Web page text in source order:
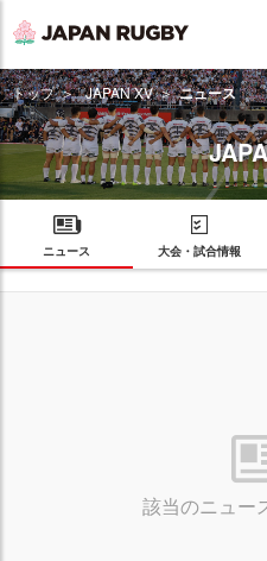
トップ JAPAN XV ニュース
ニュース 大会・試合情報
該当のニュー